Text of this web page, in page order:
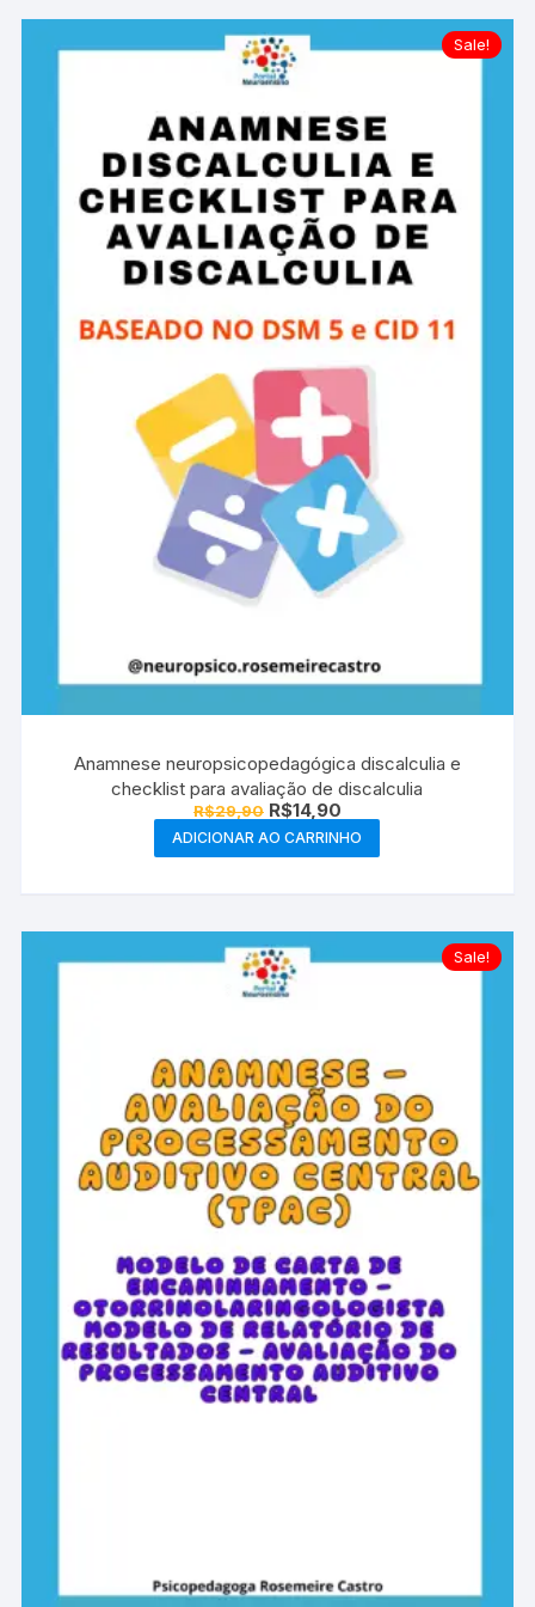
Sale!
Anamnese neuropsicopedagógica discalculia e
checklist para avaliação de discalculia
R$29,90 O
preço
original
era:
R$14,90O
preço
atual
é:
ADICIONAR AO CARRINHO
Sale!